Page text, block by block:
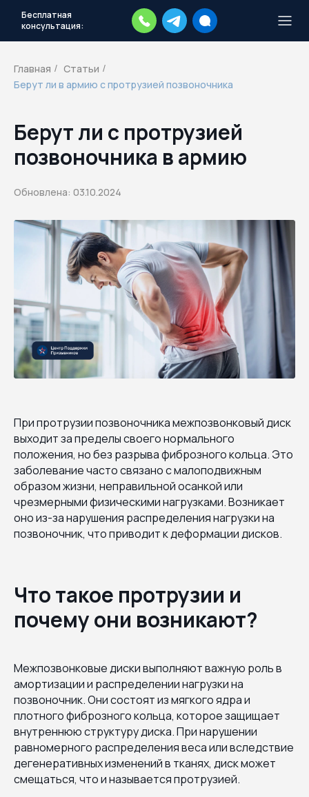
Бесплатная
консультация:
Главная / Статьи /
Берут ли в армию с протрузией позвоночника
Берут ли с протрузией
позвоночника в армию
Обновлена: 03.10.2024
При протрузии позвоночника межпозвонковый диск
выходит за пределы своего нормального
положения, но без разрыва фиброзного кольца. Это
заболевание часто связано с малоподвижным
образом жизни, неправильной осанкой или
чрезмерными физическими нагрузками. Возникает
оно из-за нарушения распределения нагрузки на
позвоночник, что приводит к деформации дисков.
Что такое протрузии и
почему они возникают?
Межпозвонковые диски выполняют важную роль в
амортизации и распределении нагрузки на
позвоночник. Они состоят из мягкого ядра и
плотного фиброзного кольца, которое защищает
внутреннюю структуру диска. При нарушении
равномерного распределения веса или вследствие
дегенеративных изменений в тканях, диск может
смещаться, что и называется протрузией.
каждый день.
действий